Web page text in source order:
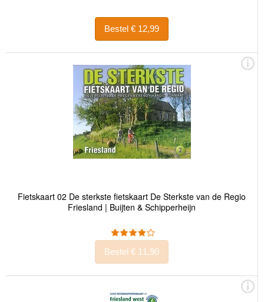
Bestel € 12,99
Fietskaart 02 De sterkste fietskaart De Sterkste van de Regio
Friesland | Buijten & Schipperheijn
Bestel € 11,90